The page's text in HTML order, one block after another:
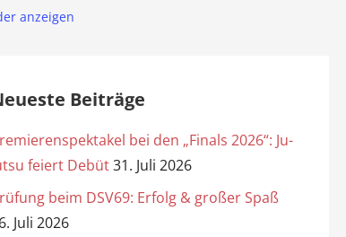
anzeigen
Beiträge
bei den „Finals 2026“: Ju-
feiert Debüt31. Juli 2026
beim DSV69: Erfolg & großer Spaß
Juli 2026